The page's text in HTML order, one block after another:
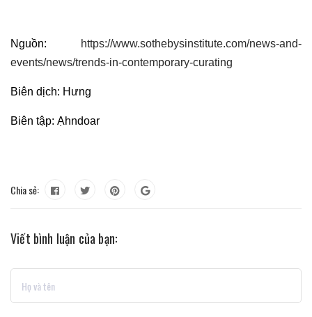
Nguồn:
https://www.sothebysinstitute.com/news-and-
events/news/trends-in-contemporary-curating
Biên dịch: Hưng
Biên tập: Ạhndoar
Chia sẻ:
Viết bình luận của bạn: